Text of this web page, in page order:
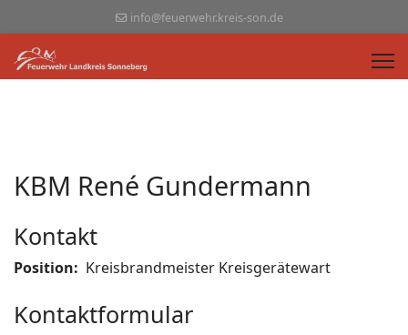
info@feuerwehr.kreis-son.de
KBM René Gundermann
Kontakt
Position: Kreisbrandmeister Kreisgerätewart
Kontaktformular